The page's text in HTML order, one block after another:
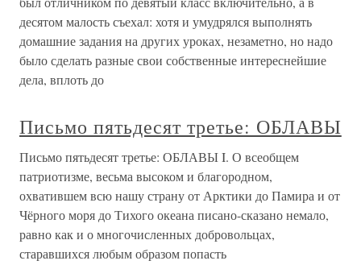
десятом малость съехал: хотя и умудрялся выполнять
домашние задания на других уроках, незаметно, но надо
было сделать разные свои собственные интереснейшие
дела, вплоть до
Письмо пятьдесят третье: ОБЛАВЫ
Письмо пятьдесят третье: ОБЛАВЫ I. О всеобщем
патриотизме, весьма высоком и благородном,
охватившем всю нашу страну от Арктики до Памира и от
Чёрного моря до Тихого океана писано-сказано немало,
равно как и о многочисленных добровольцах,
старавшихся любым образом попасть